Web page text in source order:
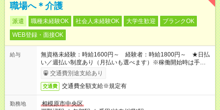
職場へ＊介護
派遣 職種未経験OK 社会人未経験OK 大学生歓迎
ブランクOK
WEB登録・面接OK
給与
無資格未経験：時給1600円～ 経験者：時給1800円～ ★日払
い／週払い制度あり（月払いも選べます）※稼働開始時は手続き
完了次第のお支払いとなります。
交通費別途支給あり
交通費 交通費全額支給※規定有
勤務地
相模原市中央区